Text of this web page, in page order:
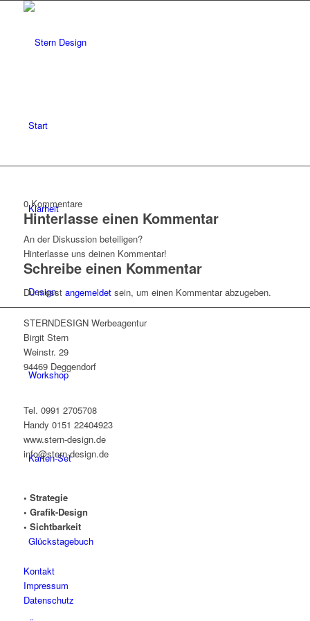
Start
Klarheit
Design
Workshop
Karten-Set
Glückstagebuch
0 Kommentare
Hinterlasse einen Kommentar
An der Diskussion beteiligen?
Hinterlasse uns deinen Kommentar!
Schreibe einen Kommentar
Du musst angemeldetsein, um einen Kommentar abzugeben.
STERNDESIGN Werbeagentur
Birgit Stern
Weinstr. 29
94469 Deggendorf
Tel. 0991 2705708
Handy 0151 22404923
www.stern-design.de
info@stern-design.de
• Strategie
• Grafik-Design
• Sichtbarkeit
Kontakt
Impressum
Datenschutz